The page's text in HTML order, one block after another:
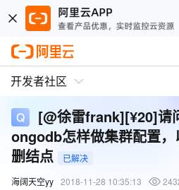
开发者社区
[@徐雷frank][¥20]请
ongodb怎样做集群配置
删结点
已解决
海阔天空yy 2018-11-28 10:35:13